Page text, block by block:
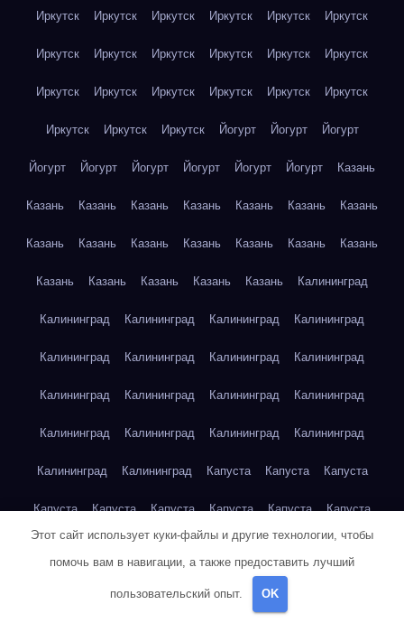
Иркутск Иркутск Иркутск Иркутск Иркутск Иркутск
Иркутск Иркутск Иркутск Иркутск Иркутск Иркутск
Иркутск Иркутск Иркутск Иркутск Иркутск Иркутск
Иркутск Иркутск Иркутск Йогурт Йогурт Йогурт
Йогурт Йогурт Йогурт Йогурт Йогурт Йогурт Казань
Казань Казань Казань Казань Казань Казань Казань
Казань Казань Казань Казань Казань Казань Казань
Казань Казань Казань Казань Казань Калининград
Калининград Калининград Калининград Калининград
Калининград Калининград Калининград Калининград
Калининград Калининград Калининград Калининград
Калининград Калининград Калининград Калининград
Калининград Калининград Капуста Капуста Капуста
Капуста Капуста Капуста Капуста Капуста Капуста
Этот сайт использует куки-файлы и другие технологии, чтобы
помочь вам в навигации, а также предоставить лучший
пользовательский опыт. OK